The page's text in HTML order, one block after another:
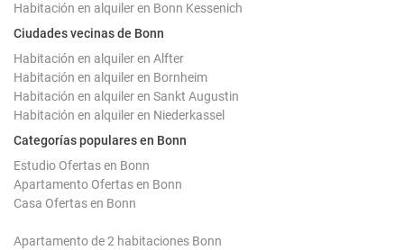
Habitación en alquiler en Bonn Kessenich
Ciudades vecinas de Bonn
Habitación en alquiler en Alfter
Habitación en alquiler en Bornheim
Habitación en alquiler en Sankt Augustin
Habitación en alquiler en Niederkassel
Categorías populares en Bonn
Estudio Ofertas en Bonn
Apartamento Ofertas en Bonn
Casa Ofertas en Bonn
Apartamento de 2 habitaciones Bonn